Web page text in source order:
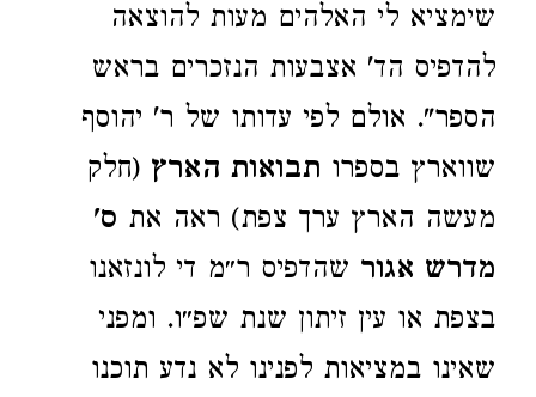
שימציא לי האלהים מעות להוצאה
להדפיס הד' אצבעות הנזכרים בראש
הספר". אולם לפי עדותו של ר' יהוסף
שווארץ בספרו תבואות הארץ (חלק
מעשה הארץ ערך צפת) ראה את ס'
מדרש אגור שהדפיס ר״מ די לונזאנו
בצפת או עין זיתון שנת שפ״ו. ומפני
שאינו במציאות לפנינו לא נדע תוכנו